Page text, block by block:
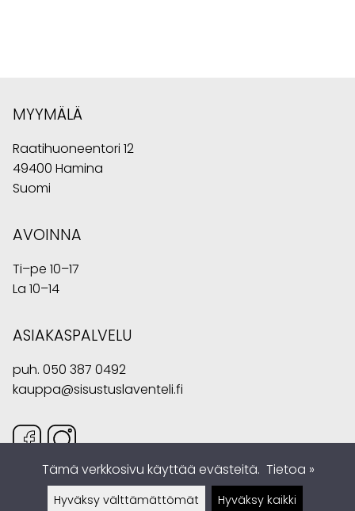
MYYMÄLÄ
Raatihuoneentori 12
49400 Hamina
Suomi
AVOINNA
Ti–pe 10–17
La 10–14
ASIAKASPALVELU
puh. 050 387 0492
kauppa@sisustuslaventeli.fi
Tämä verkkosivu käyttää evästeitä. Tietoa »
Hyväksy välttämättömät Hyväksy kaikki